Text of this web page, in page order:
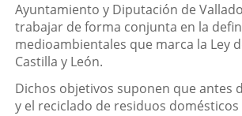
Ayuntamiento y Diputación de
trabajar de forma conjunta en la
medioambientales que marca la Ley
Castilla y León.
Dichos objetivos suponen que antes
y el reciclado de residuos domésticos